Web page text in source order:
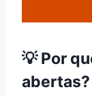
💡 Por
abertas?